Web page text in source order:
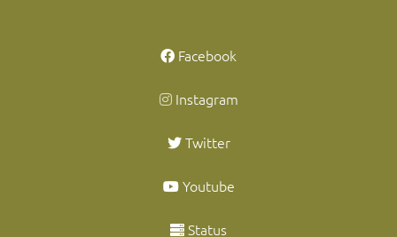
Facebook
Instagram
Twitter
Youtube
Status